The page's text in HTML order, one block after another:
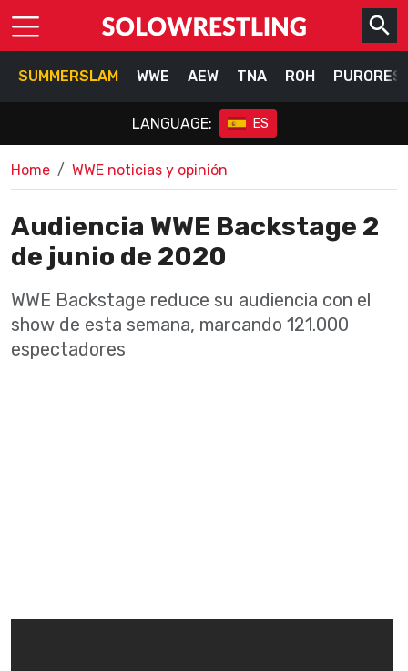
SUMMERSLAM WWE AEW TNA ROH
LANGUAGE: ES
Home WWE noticias y opinión
Audiencia WWE Backstage 2
de junio de 2020
WWE Backstage reduce su audiencia con el
show de esta semana, marcando 121.000
espectadores